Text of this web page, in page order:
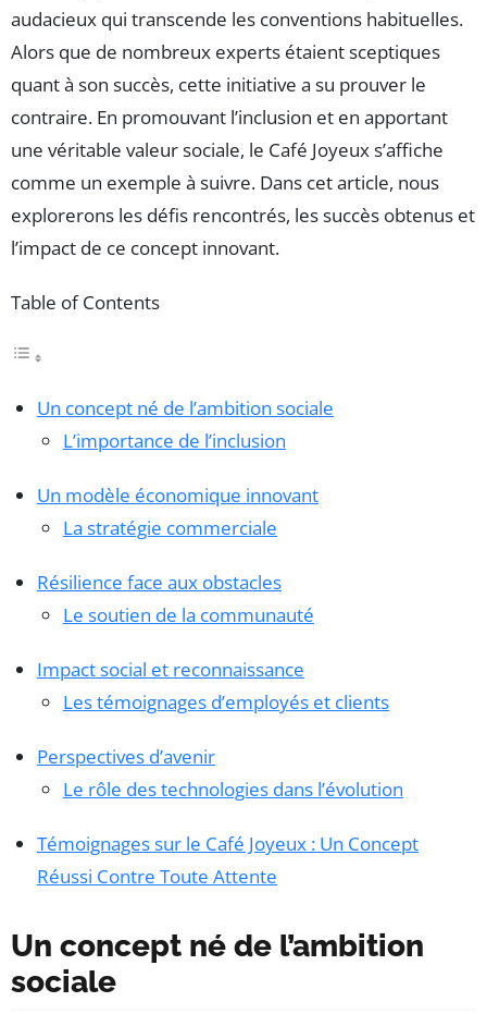
audacieux qui transcende les conventions habituelles.
Alors que de nombreux experts étaient sceptiques
quant à son succès, cette initiative a su prouver le
contraire. En promouvant l’inclusion et en apportant
une véritable valeur sociale, le Café Joyeux s’affiche
comme un exemple à suivre. Dans cet article, nous
explorerons les défis rencontrés, les succès obtenus et
l’impact de ce concept innovant.
Table of Contents
Un concept né de l’ambition sociale
L’importance de l’inclusion
Un modèle économique innovant
La stratégie commerciale
Résilience face aux obstacles
Le soutien de la communauté
Impact social et reconnaissance
Les témoignages d’employés et clients
Perspectives d’avenir
Le rôle des technologies dans l’évolution
Témoignages sur le Café Joyeux : Un Concept
Réussi Contre Toute Attente
Un concept né de l’ambition
sociale